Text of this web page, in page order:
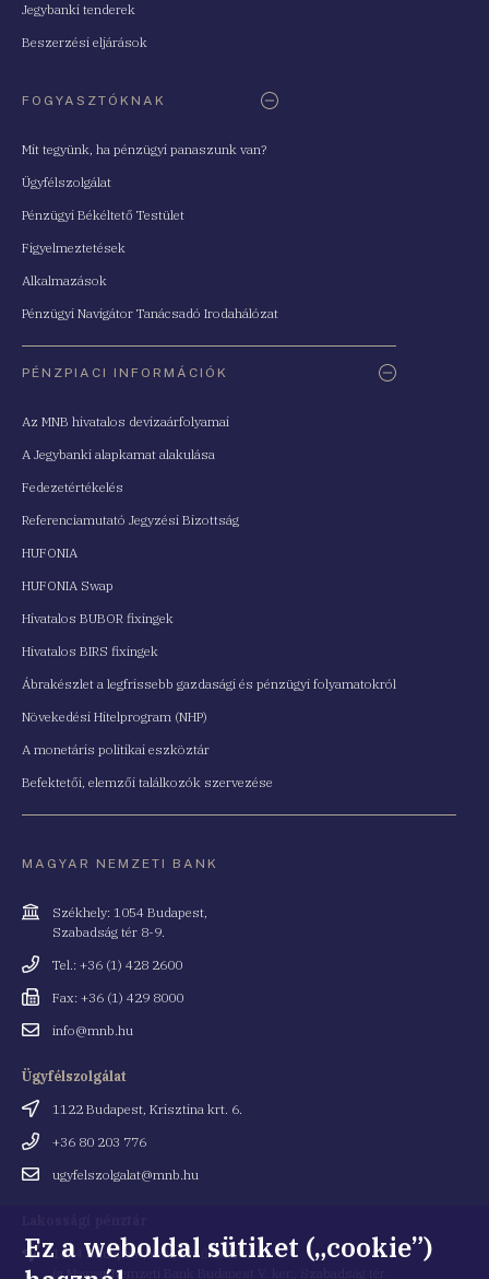
Jegybanki tenderek
Beszerzési eljárások
FOGYASZTÓKNAK
Mit tegyünk, ha pénzügyi panaszunk van?
Ügyfélszolgálat
Pénzügyi Békéltető Testület
Figyelmeztetések
Alkalmazások
Pénzügyi Navigátor Tanácsadó Irodahálózat
PÉNZPIACI INFORMÁCIÓK
Az MNB hivatalos devizaárfolyamai
A Jegybanki alapkamat alakulása
Fedezetértékelés
Referenciamutató Jegyzési Bizottság
HUFONIA
HUFONIA Swap
Hivatalos BUBOR fixingek
Hivatalos BIRS fixingek
Ábrakészlet a legfrissebb gazdasági és pénzügyi folyamatokról
Növekedési Hitelprogram (NHP)
A monetáris politikai eszköztár
Befektetői, elemzői találkozók szervezése
MAGYAR NEMZETI BANK
Cím
Székhely: 1054 Budapest,
Szabadság tér 8-9.
Telefonszám
Tel.: +36 (1) 428 2600
Fax
Fax: +36 (1) 429 8000
Emailinfo@mnb.hu
Ügyfélszolgálat
Cím
1122 Budapest, Krisztina krt. 6.
Telefonszám
+36 80 203 776
Emailugyfelszolgalat@mnb.hu
Cím 1054 Budapest, Kiss Ernő utca 1.
(a Magyar Nemzeti Bank Budapest V. ker., Szabadság tér
Ez a weboldal sütiket („cookie”)